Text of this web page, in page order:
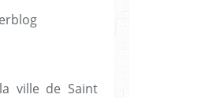
ville de Saint